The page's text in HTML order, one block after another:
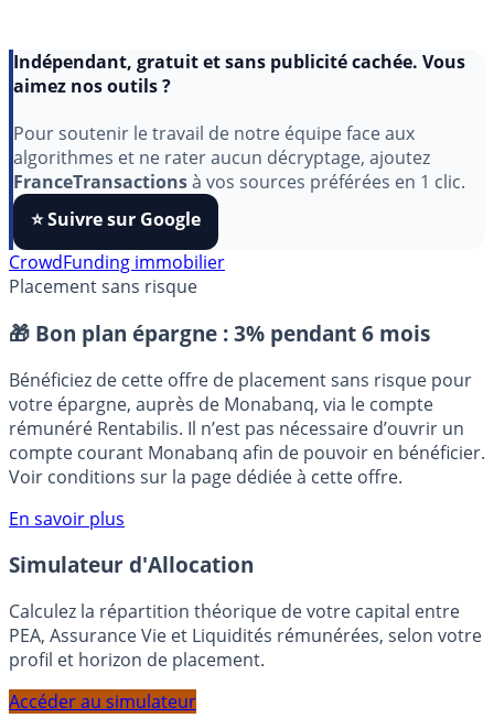
aimez nos outils ?
Pour soutenir le travail de notre équipe face aux
algorithmes et ne rater aucun décryptage, ajoutez
FranceTransactionsà vos sources préférées en 1 clic.
⭐️ Suivre sur Google
Placement sans risque
🎁 Bon plan épargne : 3% pendant 6 mois
Bénéficiez de cette offre de placement sans risque pour
votre épargne, auprès de Monabanq, via le compte
rémunéré Rentabilis. Il n’est pas nécessaire d’ouvrir un
compte courant Monabanq afin de pouvoir en bénéficier.
Voir conditions sur la page dédiée à cette offre.
En savoir plus
Simulateur d'Allocation
Calculez la répartition théorique de votre capital entre
profil et horizon de placement.